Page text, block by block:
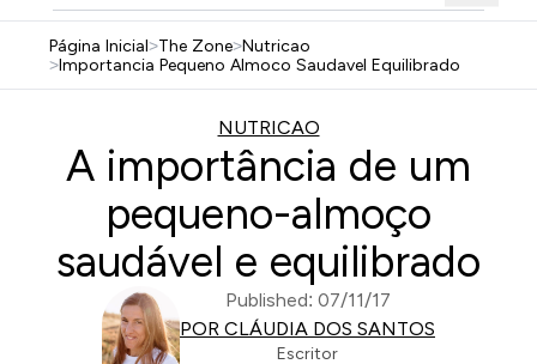
Página Inicial>The Zone>Nutricao
>Importancia Pequeno Almoco Saudavel Equilibrado
NUTRICAO
A importância de um
pequeno-almoço
saudável e equilibrado
Published: 07/11/17
POR CLÁUDIA DOS SANTOS
Escritor